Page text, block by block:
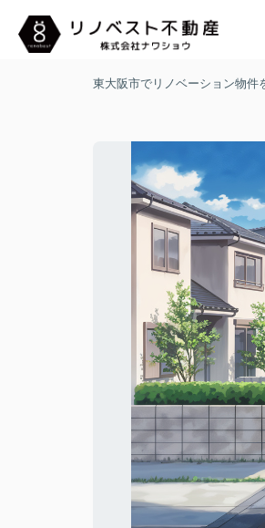
東大阪市でリノベーション物件